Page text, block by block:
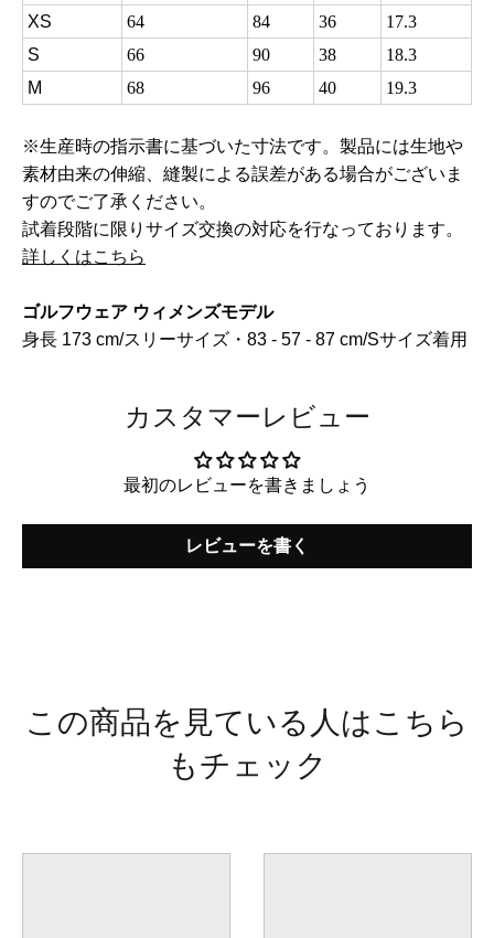
XS 64 84 36
17.3
S
66 90 38
18.3
M
68 96 40 19.3
※生産時の指示書に基づいた寸法です。製品には生地や
素材由来の伸縮、縫製による誤差がある場合がございま
すのでご了承ください。
試着段階に限りサイズ交換の対応を行なっております。
詳しくはこちら
ゴルフウェア ウィメンズモデル
身長 173 cm/スリーサイズ・83 - 57 - 87 cm/Sサイズ着用
カスタマーレビュー
最初のレビューを書きましょう
レビューを書く
この商品を見ている人はこちら
もチェック